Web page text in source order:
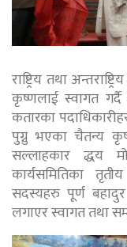
राष्ट्रिय तथा
कृष्णलाई स्वागत
कतारका
पुग्नु भएका चैतन्य
सल्लाहकार द्धय
कार्यसमितिका
सदस्यहरु पूर्ण
लगाएर स्वागत तथा